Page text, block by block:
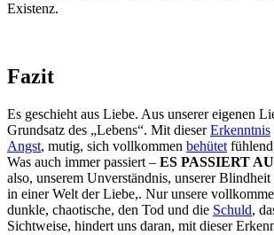
Existenz.
Fazit
Es geschieht aus Liebe. Aus unserer eigenen
Grundsatz des „Lebens“. Mit dieserErkenntnis
Angst, mutig, sich vollkommen behütet
Was auch immer passiert – ES PASSIERT
also, unserem Unverständnis, unserer
in einer Welt der Liebe,. Nur unsere
dunkle, chaotische, den Tod und die Schuld,
Sichtweise, hindert uns daran, mit dieser